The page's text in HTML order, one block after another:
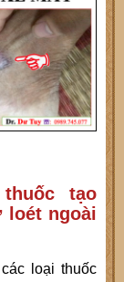
tạo
loét ngoài
loại thuốc